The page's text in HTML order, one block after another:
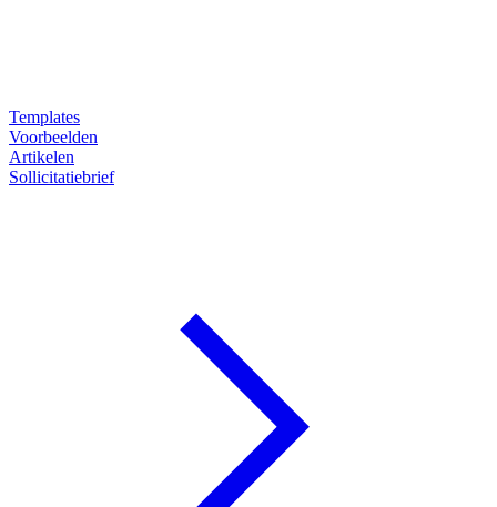
Templates
Voorbeelden
Artikelen
Sollicitatiebrief